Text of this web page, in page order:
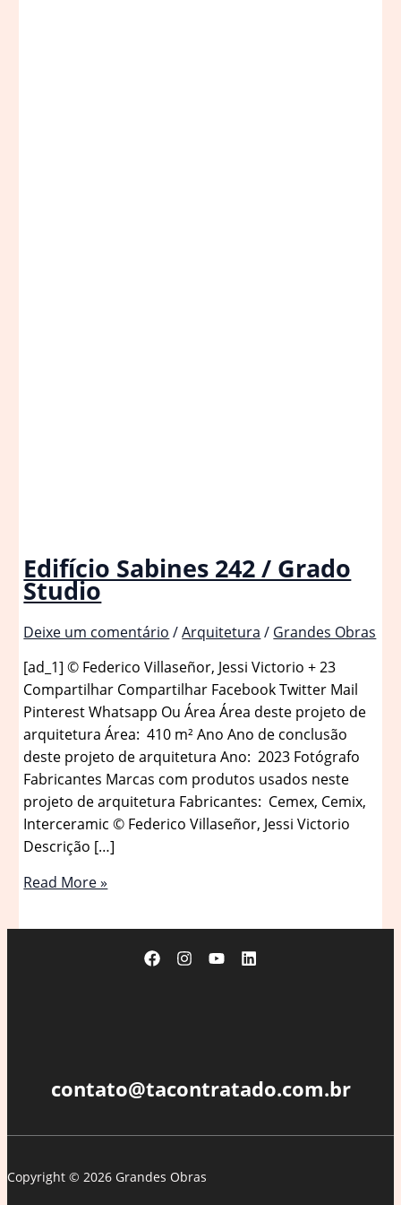
Edifício Sabines 242 / Grado
Studio
Deixe um comentário /Arquitetura / Grandes Obras
[ad_1] © Federico Villaseñor, Jessi Victorio + 23
Compartilhar Compartilhar Facebook Twitter Mail
Pinterest Whatsapp Ou Área Área deste projeto de
arquitetura Área: 410 m² Ano Ano de conclusão
deste projeto de arquitetura Ano: 2023 Fotógrafo
Fabricantes Marcas com produtos usados neste
projeto de arquitetura Fabricantes: Cemex, Cemix,
Interceramic © Federico Villaseñor, Jessi Victorio
Descrição […]
Edifício
242
Read More »
contato@tacontratado.com.br
Copyright © 2026 Grandes Obras